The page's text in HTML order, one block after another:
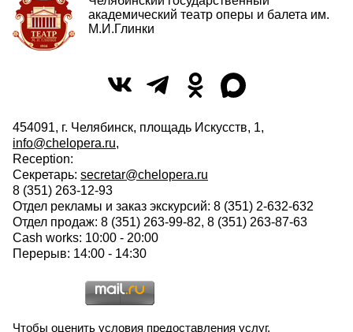
академический театр оперы и балета им.
М.И.Глинки
454091, г. Челябинск, площадь Искусств, 1,
info@chelopera.ru,
Reception:
Секретарь: secretar@chelopera.ru
8 (351) 263-12-93
Отдел рекламы и заказ экскурсий: 8 (351) 2-632-632
Отдел продаж: 8 (351) 263-99-82, 8 (351) 263-87-63
Cash works: 10:00 - 20:00
Перерыв: 14:00 - 14:30
Чтобы оценить условия предоставления услуг,